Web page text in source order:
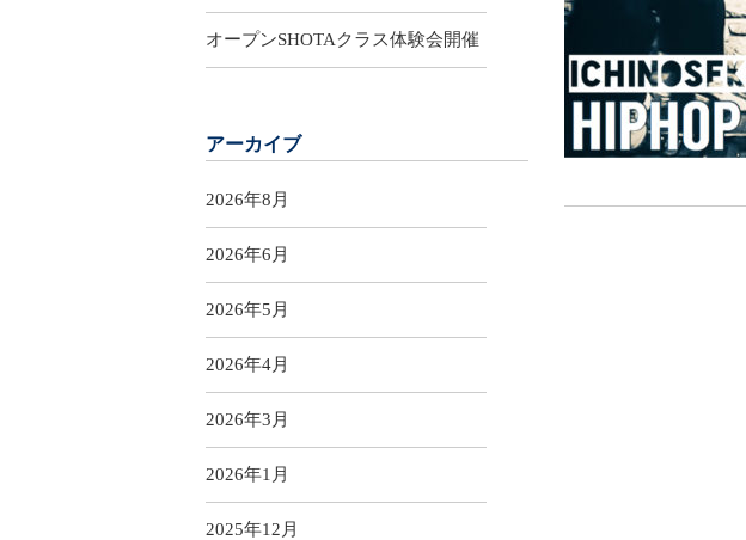
オープンSHOTAクラス体験会開催
アーカイブ
2026年8月
2026年6月
2026年5月
2026年4月
2026年3月
2026年1月
2025年12月